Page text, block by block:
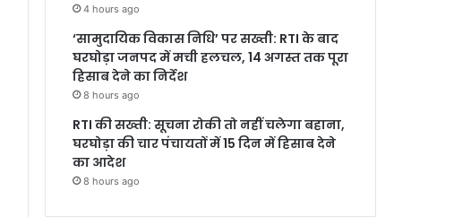
4 hours ago
‘सामुदायिक विकास निधि’ पर सख्ती: RTI के बाद
घरघोड़ा जनपद में मची हलचल, 14 अगस्त तक पूरा
हिसाब देने का निर्देश
8 hours ago
RTI की सख्ती: सूचना रोकी तो नहीं चलेगा बहाना,
घरघोड़ा की चार पंचायतों में 15 दिन में हिसाब देने
का आदेश
8 hours ago